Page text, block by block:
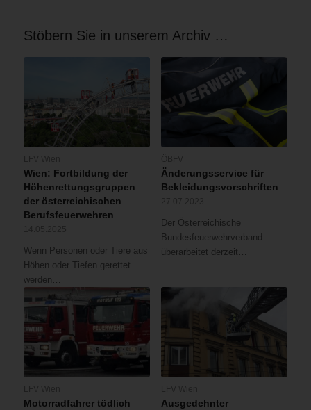
Stöbern Sie in unserem Archiv …
Wien: Fortbildung der
Höhenrettungsgruppen
der österreichischen
Berufsfeuerwehren
Wenn Personen oder Tiere aus
Höhen oder Tiefen gerettet
werden…
Änderungsservice für
Bekleidungsvorschriften
Der Österreichische
Bundesfeuerwehrverband
überarbeitet derzeit…
Motorradfahrer tödlich
Ausgedehnter